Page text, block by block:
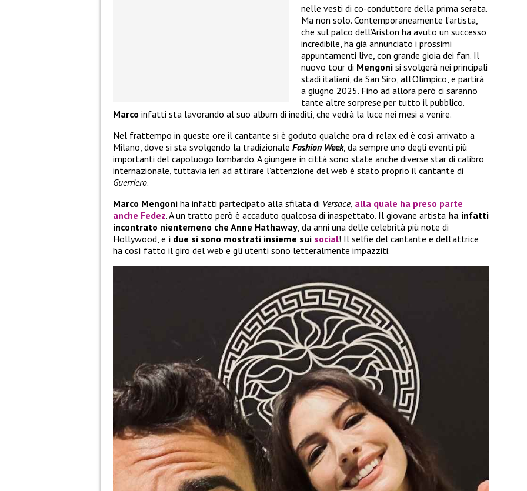
nelle vesti di co-conduttore della prima serata.
Ma non solo. Contemporaneamente l’artista,
che sul palco dell’Ariston ha avuto un successo
incredibile, ha già annunciato i prossimi
appuntamenti live, con grande gioia dei fan. Il
nuovo tour di Mengoni si svolgerà nei principali
stadi italiani, da San Siro, all’Olimpico, e partirà
a giugno 2025. Fino ad allora però ci saranno
tante altre sorprese per tutto il pubblico.
Marco infatti sta lavorando al suo album di inediti, che vedrà la luce nei mesi a venire.
Nel frattempo in queste ore il cantante si è goduto qualche ora di relax ed è così arrivato a
Milano, dove si sta svolgendo la tradizionale Fashion Week, da sempre uno degli eventi più
importanti del capoluogo lombardo. A giungere in città sono state anche diverse star di calibro
internazionale, tuttavia ieri ad attirare l’attenzione del web è stato proprio il cantante di
Guerriero.
Marco Mengoni ha infatti partecipato alla sfilata di Versace, alla quale ha preso parte
anche Fedez. A un tratto però è accaduto qualcosa di inaspettato. Il giovane artista ha infatti
incontrato nientemeno che Anne Hathaway, da anni una delle celebrità più note di
Hollywood, e i due si sono mostrati insieme sui social! Il selfie del cantante e dell’attrice
ha così fatto il giro del web e gli utenti sono letteralmente impazziti.